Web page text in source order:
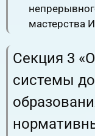
мастерства
Секция 3
системы